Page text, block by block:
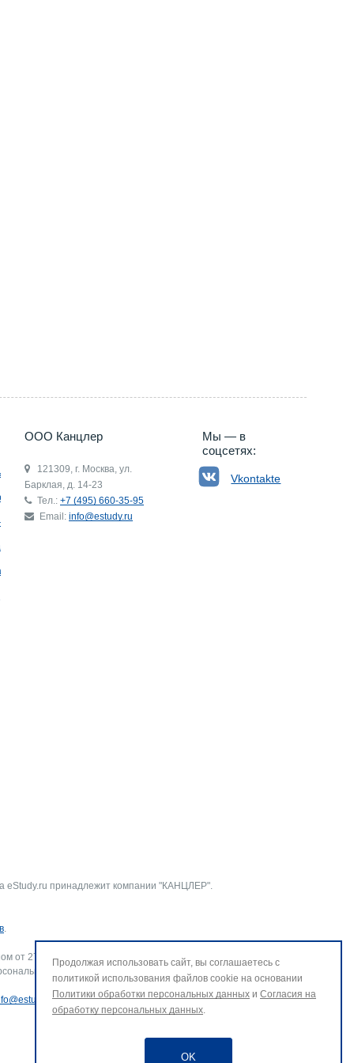
ООО Канцлер
121309, г. Москва, ул.
Барклая, д. 14-23
Тел.: +7 (495) 660-35-95
Email: info@estudy.ru
Мы — в
соцсетях:
Vkontakte
eStudy.ru принадлежит компании "КАНЦЛЕР".
.
от 27.07.2006 г. № 152-ФЗ «О персональных данных».
данных и использование файлов cookie. В случае
.
Продолжая использовать сайт, вы соглашаетесь с
политикой использования файлов cookie на основании
Политики обработки персональных данных и Согласия на
обработку персональных данных.
OK